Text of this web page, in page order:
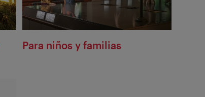
Para niños y familias